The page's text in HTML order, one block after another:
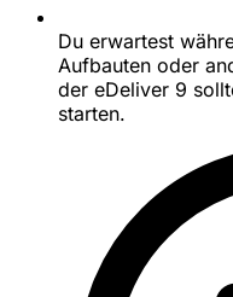
Du erwartest
Aufbauten oder
der eDeliver 9
starten.